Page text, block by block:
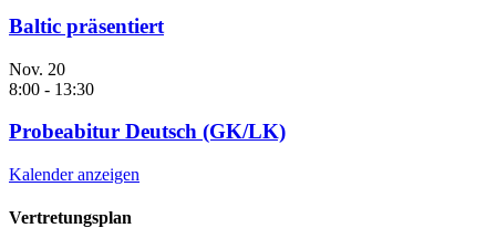
Baltic präsentiert
Nov. 20
8:00 - 13:30
Probeabitur Deutsch (GK/LK)
Kalender anzeigen
Vertretungsplan